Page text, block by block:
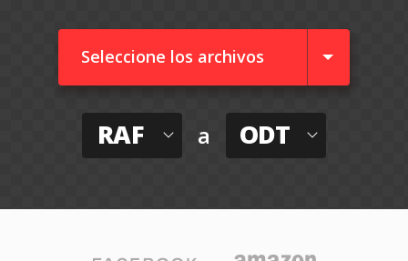
Seleccione los archivos
RAF a ODT